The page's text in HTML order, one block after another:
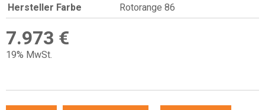
Hersteller Farbe
Rotorange 86
7.973 €
19% MwSt.